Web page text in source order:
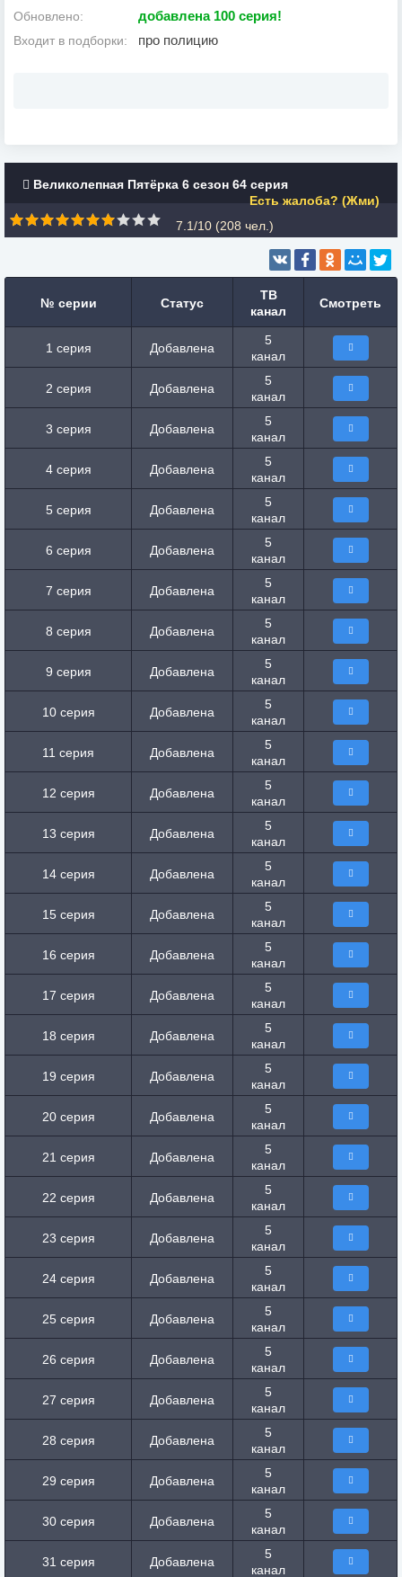
Обновлено: добавлена 100 cерия!
Входит в подборки: про полицию
Великолепная Пятёрка 6 сезон 64 серия
Есть жалоба? (Жми)
7.1/10 (208 чел.)
№ серии Статус
ТВ
канал
Смотреть
1 серия Добавлена
5
канал
2 серия Добавлена
5
канал
3 серия Добавлена
5
канал
4 серия Добавлена
5
канал
5 серия Добавлена
5
канал
6 серия Добавлена
5
канал
7 серия Добавлена
5
канал
8 серия Добавлена
5
канал
9 серия Добавлена
5
канал
10 серия Добавлена
5
канал
11 серия Добавлена
5
канал
12 серия Добавлена
5
канал
13 серия Добавлена
5
канал
14 серия Добавлена
5
канал
15 серия Добавлена
5
канал
16 серия Добавлена
5
канал
17 серия Добавлена
5
канал
18 серия Добавлена
5
канал
19 серия Добавлена
5
канал
20 серия Добавлена
5
канал
21 серия Добавлена
5
канал
22 серия Добавлена
5
канал
23 серия Добавлена
5
канал
24 серия Добавлена
5
канал
25 серия Добавлена
5
канал
26 серия Добавлена
5
канал
27 серия Добавлена
5
канал
28 серия Добавлена
5
канал
29 серия Добавлена
5
канал
30 серия Добавлена
5
канал
31 серия Добавлена
5
канал